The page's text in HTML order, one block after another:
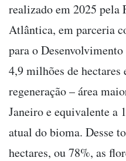
realizado em 2025 pela
Atlântica, em parceria
para o
4,9 milhões de hectares
regeneração – área
Janeiro e equivalente a
atual do bioma. Desse
hectares, ou 78%, as